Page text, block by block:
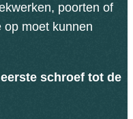
poorten of
op moet kunnen
schroef tot de